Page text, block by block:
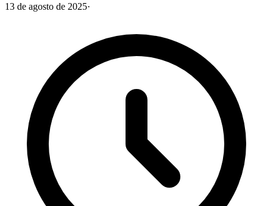
13 de agosto de 2025·